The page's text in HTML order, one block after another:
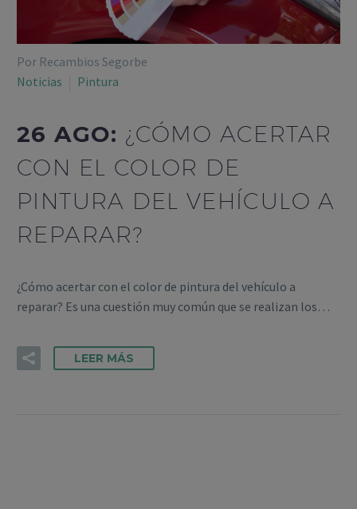
Por Recambios Segorbe
Noticias
Pintura
26 AGO: ¿CÓMO ACERTAR
CON EL COLOR DE
PINTURA DEL VEHÍCULO A
REPARAR?
¿Cómo acertar con el color de pintura del vehículo a
reparar? Es una cuestión muy común que se realizan los…
LEER MÁS